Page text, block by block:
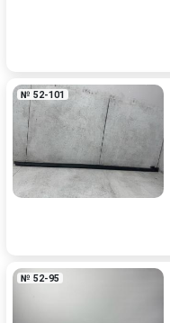
№ 52-101
№ 52-95